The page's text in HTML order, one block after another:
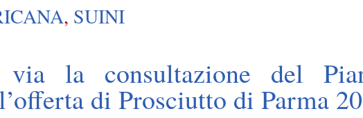
, SUINI
la consultazione del
di Prosciutto di Parma